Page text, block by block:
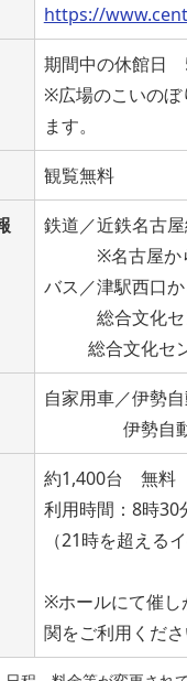
https://
期間中の休館日
※広場のこいのぼ
ます。
観覧無料
鉄道／近鉄名古
※名古屋から
バス／津駅西口
総合文化セン
総合文化セン
自家用車／伊勢
伊勢自動車
約1,400台 無料
利用時間：8時30
（21時を超える
※ホールにて催し
関をご利用くださ